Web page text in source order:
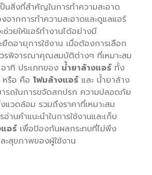
นสิ่งที่สำคัญในการทำความสะอาด
จากการทำความสะอาดและดูแลแอร์
ช่วยให้แอร์ทำงานได้อย่างมี
ดอายุการใช้งาน เมื่อต้องการเลือก
รพิจารณาคุณสมบัติต่างๆ ที่เหมาะสม
ทิ ประเภทของ น้ำยาล้างแอร์ทั้ง
หรือ คือ โฟมล้างแอร์และ น้ำยาล้าง
รถในการขจัดสกปรก ความปลอดภัย
แวดล้อม รวมถึงราคาที่เหมาะสม
านคำแนะนำในการใช้งานและเก็บ
อร์เพื่อป้องกันผลกระทบที่ไม่พึง
ะสุขภาพของผู้ใช้งาน